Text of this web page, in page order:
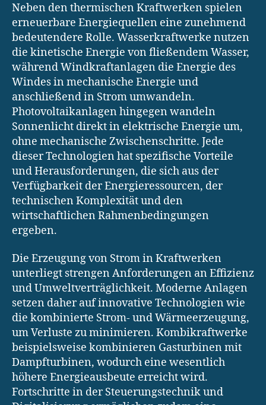
Neben den thermischen Kraftwerken spielen
erneuerbare Energiequellen eine zunehmend
bedeutendere Rolle. Wasserkraftwerke nutzen
die kinetische Energie von fließendem Wasser,
während Windkraftanlagen die Energie des
Windes in mechanische Energie und
anschließend in Strom umwandeln.
Photovoltaikanlagen hingegen wandeln
Sonnenlicht direkt in elektrische Energie um,
ohne mechanische Zwischenschritte. Jede
dieser Technologien hat spezifische Vorteile
und Herausforderungen, die sich aus der
Verfügbarkeit der Energieressourcen, der
technischen Komplexität und den
wirtschaftlichen Rahmenbedingungen
ergeben.
Die Erzeugung von Strom in Kraftwerken
unterliegt strengen Anforderungen an Effizienz
und Umweltverträglichkeit. Moderne Anlagen
setzen daher auf innovative Technologien wie
die kombinierte Strom- und Wärmeerzeugung,
um Verluste zu minimieren. Kombikraftwerke
beispielsweise kombinieren Gasturbinen mit
Dampfturbinen, wodurch eine wesentlich
höhere Energieausbeute erreicht wird.
Fortschritte in der Steuerungstechnik und